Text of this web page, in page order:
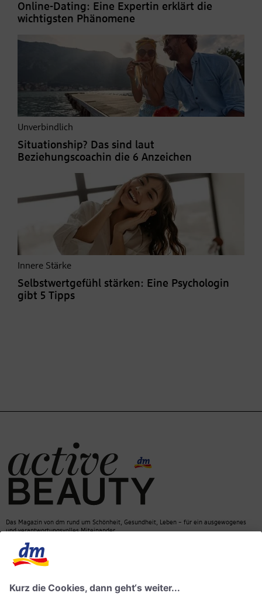
Online-Dating: Eine Expertin erklärt die
wichtigsten Phänomene
Unverbindlich
Situationship? Das sind laut
Beziehungscoachin die 6 Anzeichen
Innere Stärke
Selbstwertgefühl stärken: Eine Psychologin
gibt 5 Tipps
Das Magazin von dm rund um Schönheit, Gesundheit, Leben – für ein ausgewogenes
und verantwortungsvolles Miteinander.